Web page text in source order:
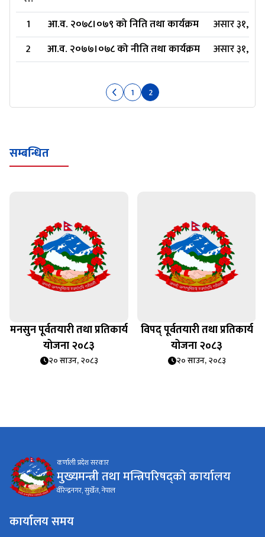
1 आ.व. २०७८।०७९ को निति तथा कार्यक्रम
असार ३१,
2
आ.व. २०७७।०७८ को नीति तथा कार्यक्रम असार ३१,
1 2
सम्बन्धित
मनसुन पूर्वतयारी तथा प्रतिकार्य
योजना २०८३
२० साउन, २०८३
विपद् पूर्वतयारी तथा प्रतिकार्य
योजना २०८३
२० साउन, २०८३
कर्णाली प्रदेश सरकार
मुख्यमन्त्री तथा मन्त्रिपरिषद्को कार्यालय
वीरेन्द्रनगर, सुर्खेत, नेपाल
कार्यालय समय